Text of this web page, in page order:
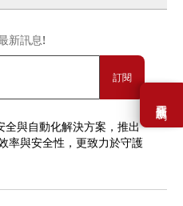
需要幫助嗎？
新訊息!
訂閱
全與自動化解決方案，推出
率與安全性，更致力於守護